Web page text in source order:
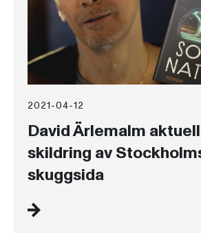
2021-04-12
David Ärlemalm
skildring av
skuggsida